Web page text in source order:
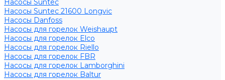
Насосы Suntec
Насосы Suntec 21600 Longvic
Насосы Danfoss
Насосы для горелок Weishaupt
Насосы для горелок Elco
Насосы для горелок Riello
Насосы для горелок FBR
Насосы для горелок Lamborghini
Насосы для горелок Baltur